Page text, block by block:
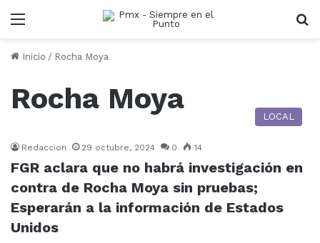
Menu
Inicio / Rocha Moya
Rocha Moya
LOCAL
Redaccion 29 octubre, 2024 0 14
FGR aclara que no habrá investigación en
contra de Rocha Moya sin pruebas;
Esperarán a la información de Estados
Unidos